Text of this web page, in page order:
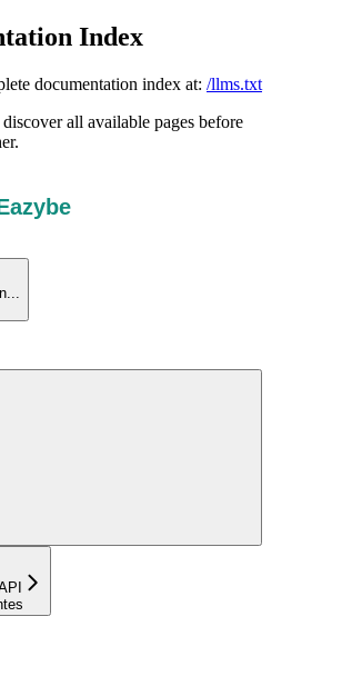
Index
documentation index at: /llms.txt
all available pages before